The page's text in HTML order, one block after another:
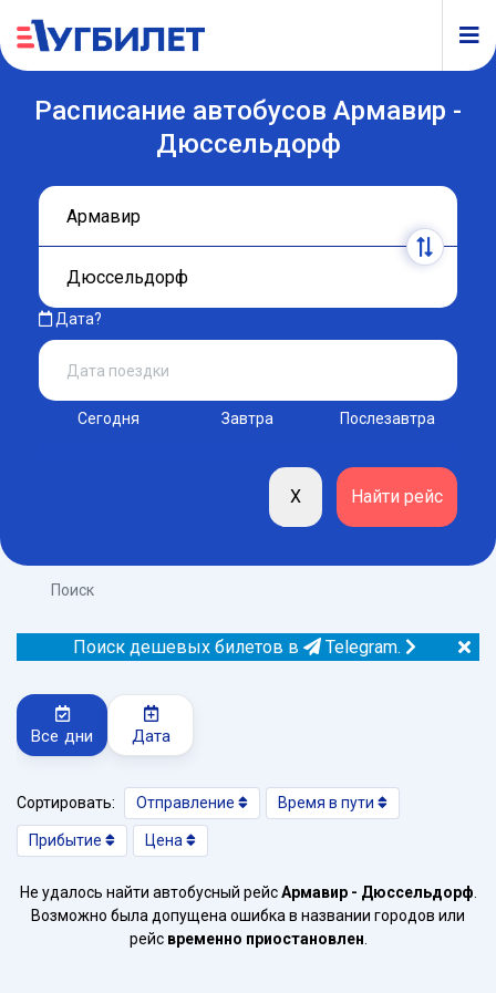
Расписание автобусов Армавир -
Дюссельдорф
Дата?
Сегодня Завтра Послезавтра
Поиск
Поиск дешевых билетов в Telegram.
Все дни Дата
Сортировать: Отправление Время в пути
Прибытие Цена
Не удалось найти автобусный рейсАрмавир - Дюссельдорф
Возможно была допущена ошибка в названии городов или
рейс временно приостановлен